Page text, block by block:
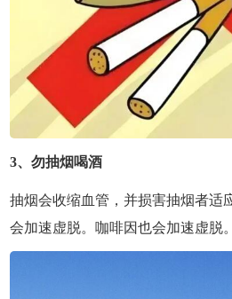
3、勿抽烟喝酒
抽烟会收缩血管，并损害抽烟者适
会加速虚脱。咖啡因也会加速虚脱。